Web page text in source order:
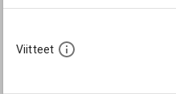
Viitteet